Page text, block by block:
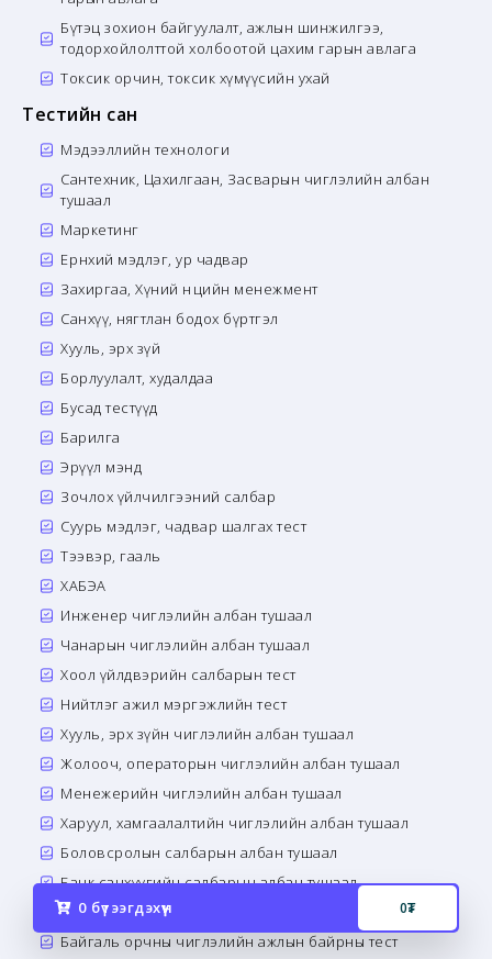
Бүтэц зохион байгуулалт, ажлын шинжилгээ,
тодорхойлолттой холбоотой цахим гарын авлага
Токсик орчин, токсик хүмүүсийн ухай
Тестийн сан
Мэдээллийн технологи
Сантехник, Цахилгаан, Засварын чиглэлийн албан
тушаал
Маркетинг
Ерөнхий мэдлэг, ур чадвар
Захиргаа, Хүний нөөцийн менежмент
Санхүү, нягтлан бодох бүртгэл
Хууль, эрх зүй
Борлуулалт, худалдаа
Бусад тестүүд
Барилга
Эрүүл мэнд
Зочлох үйлчилгээний салбар
Суурь мэдлэг, чадвар шалгах тест
Тээвэр, гааль
ХАБЭА
Инженер чиглэлийн албан тушаал
Чанарын чиглэлийн албан тушаал
Хоол үйлдвэрийн салбарын тест
Нийтлэг ажил мэргэжлийн тест
Хууль, эрх зүйн чиглэлийн албан тушаал
Жолооч, операторын чиглэлийн албан тушаал
Менежерийн чиглэлийн албан тушаал
Харуул, хамгаалалтийн чиглэлийн албан тушаал
Боловсролын салбарын албан тушаал
Банк санхүүгийн салбарын албан тушаал
Сэтгэл зүй, сэтгэн бодох чадварын тест
Байгаль орчны чиглэлийн ажлын байрны тест
0 бүтээгдэхүүн 0₮